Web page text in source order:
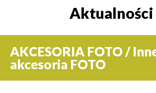
Aktualności
AKCESORIA FOTO /
akcesoria FOTO